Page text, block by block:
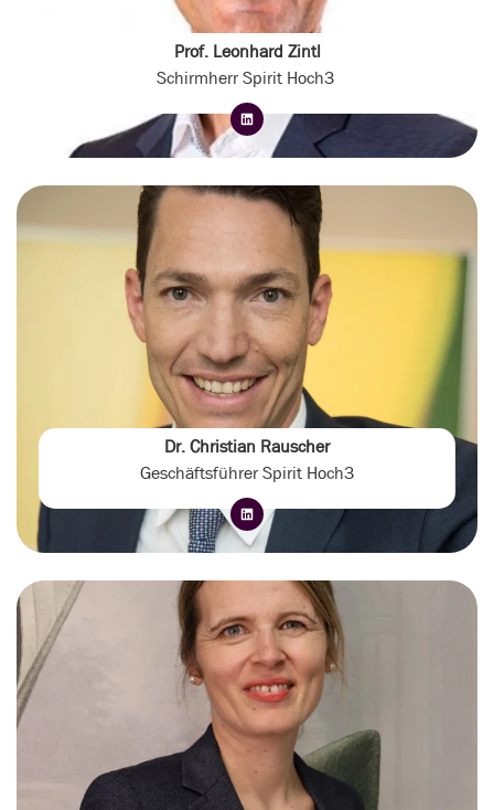
Prof. Leonhard Zintl
Schirmherr Spirit Hoch3
Dr. Christian Rauscher
Geschäftsführer Spirit Hoch3